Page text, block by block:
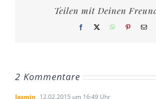
Teilen mit Deinen
Facebook WhatsAppPinterestE-
2 Kommentare
Jasmin 12.02.2015 um 16:49 Uhr